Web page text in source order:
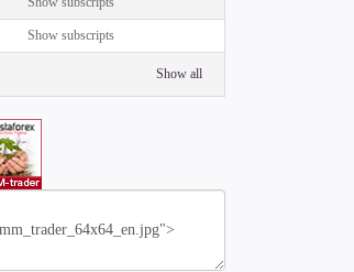
Show subscripts
Show all